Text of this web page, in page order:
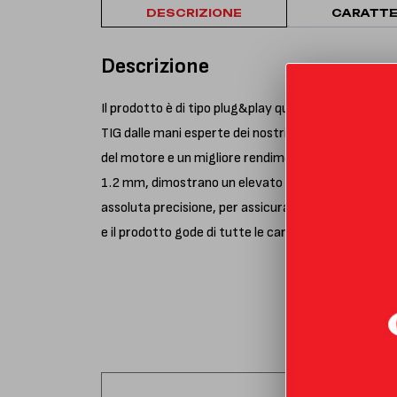
DESCRIZIONE
Descrizione
Il prodotto è di tipo plug&play quindi sostituisce
TIG dalle mani esperte dei nostri operatori.
del motore e un migliore rendimento. Il pezzo è
1.2 mm, dimostrano un elevato livello di qualità e
assoluta precisione, per assicurare un
e il prodotto gode di tutte le caratteristiche e cure